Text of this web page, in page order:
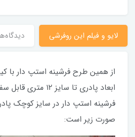
لایو و فیلم این روفرشی
از همین طرح فرشینه استپ دار با
ابعاد پادری‌ تا سایز
فرشینه استپ دار در سایز کوچک
صورت زیر است: